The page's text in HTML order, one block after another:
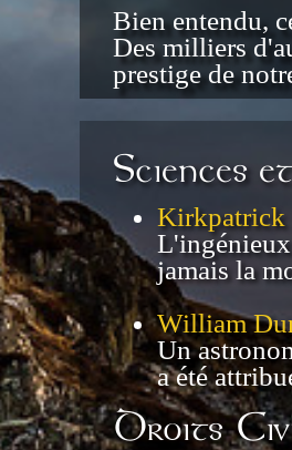
Bien entendu,
Des milliers
prestige de
Sciences
Kirkpatrick
L'ingénieux
jamais la
William
Un
a été
Droits